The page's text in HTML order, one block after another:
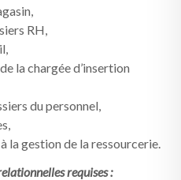
RH,
la chargée d’insertion
du personnel,
la gestion de la ressourcerie.
requises :